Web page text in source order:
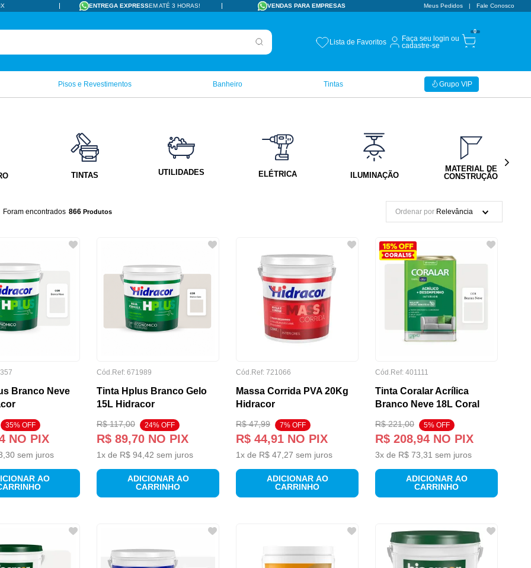
ENTREGA EXPRESSEM ATÉ 3 HORAS! VENDAS PARA EMPRESAS CUPOM BEMVINDO10% OFF
Meus Pedidos Fale Conosco
Lista de Favoritos
Faça seu login ou
cadastre-se
0
Grupo VIP
Pisos e Revestimentos Banheiro Tintas
TINTAS UTILIDADES ELÉTRICA ILUMINAÇÃO
MATERIAL DE
CONSTRUÇÃO
866 Produtos Ordenar por Relevância
Branco Neve
35% OFF
NO PIX
30 sem juros
AO
Cód.Ref: 671989
Tinta Hplus Branco Gelo
15L Hidracor
R$ 117,00 24% OFF
R$ 89,70 NO PIX
1x de R$ 94 42 sem juros
ADICIONAR AO
CARRINHO
Cód.Ref: 721066
Massa Corrida PVA 20Kg
Hidracor
R$ 47,99 7% OFF
R$ 44,91 NO PIX
1x de R$ 47 27 sem juros
ADICIONAR AO
CARRINHO
Cód.Ref: 401111
Tinta Coralar Acrílica
Branco Neve 18L Coral
R$ 221,00 5% OFF
R$ 208,94 NO PIX
3x de R$ 73 31 sem juros
ADICIONAR AO
CARRINHO